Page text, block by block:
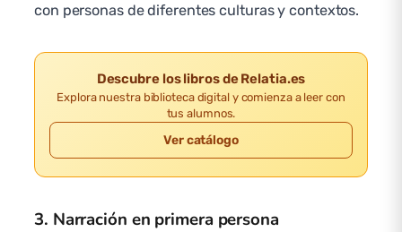
con personas de diferentes culturas y contextos.
Descubre los libros de Relatia.es
Explora nuestra biblioteca digital y comienza a leer con
tus alumnos.
Ver catálogo
3. Narración en primera persona